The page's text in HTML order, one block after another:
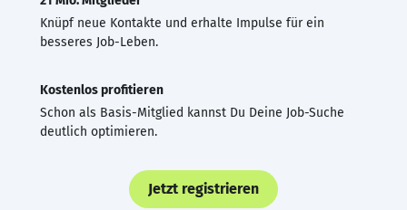
Knüpf neue Kontakte und erhalte Impulse für ein
besseres Job-Leben.
Kostenlos profitieren
Schon als Basis-Mitglied kannst Du Deine Job-Suche
deutlich optimieren.
Jetzt registrieren